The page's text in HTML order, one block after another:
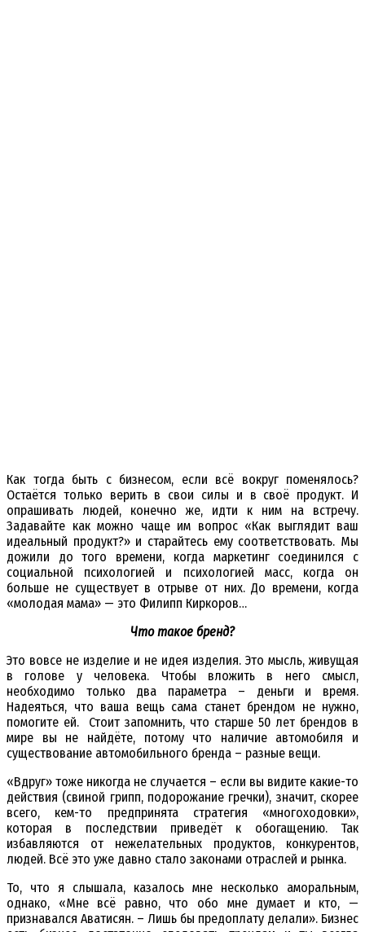
Как тогда быть с бизнесом, если всё вокруг поменялось?
Остаётся только верить в свои силы и в своё продукт. И
опрашивать людей, конечно же, идти к ним на встречу.
Задавайте как можно чаще им вопрос «Как выглядит ваш
идеальный продукт?» и старайтесь ему соответствовать. Мы
дожили до того времени, когда маркетинг соединился с
социальной психологией и психологией масс, когда он
больше не существует в отрыве от них. До времени, когда
«молодая мама» — это Филипп Киркоров…
Что такое бренд?
Это вовсе не изделие и не идея изделия. Это мысль, живущая
в голове у человека. Чтобы вложить в него смысл,
необходимо только два параметра – деньги и время.
Надеяться, что ваша вещь сама станет брендом не нужно,
помогите ей. Стоит запомнить, что старше 50 лет брендов в
мире вы не найдёте, потому что наличие автомобиля и
существование автомобильного бренда – разные вещи.
«Вдруг» тоже никогда не случается – если вы видите какие-то
действия (свиной грипп, подорожание гречки), значит, скорее
всего, кем-то предпринята стратегия «многоходовки»,
которая в последствии приведёт к обогащению. Так
избавляются от нежелательных продуктов, конкурентов,
людей. Всё это уже давно стало законами отраслей и рынка.
То, что я слышала, казалось мне несколько аморальным,
однако, «Мне всё равно, что обо мне думает и кто, —
признавался Аватисян. – Лишь бы предоплату делали». Бизнес